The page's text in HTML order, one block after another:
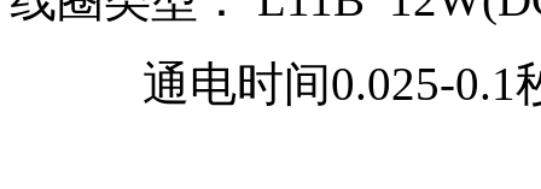
通电时间0.025-0.1